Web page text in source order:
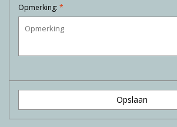
Opmerking: *
Opslaan